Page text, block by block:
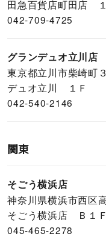
田急百貨店町田店
042-709-4725
グランデュオ立川店
東京都立川市柴崎町
デュオ立川 １Ｆ
042-540-2146
関東
そごう横浜店
神奈川県横浜市西区
そごう横浜店 Ｂ１Ｆ
045-465-2278